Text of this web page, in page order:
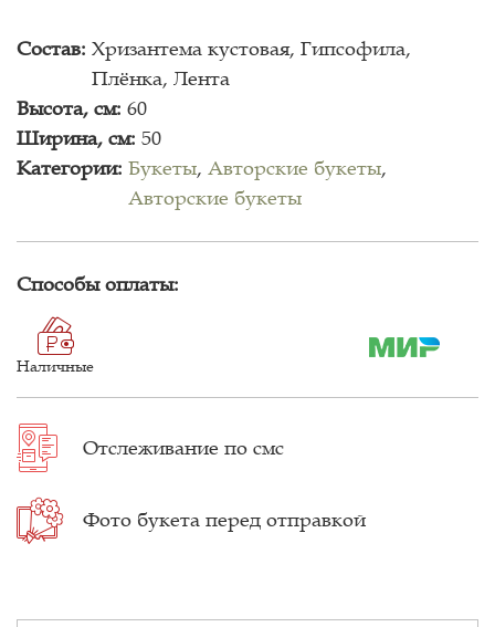
Состав: Хризантема кустовая, Гипсофила,
Плёнка, Лента
Высота, см: 60
Ширина, см: 50
Категории: Букеты, Авторские букеты,
Авторские букеты
Способы оплаты:
Наличные
Отслеживание по смс
Фото букета перед отправкой